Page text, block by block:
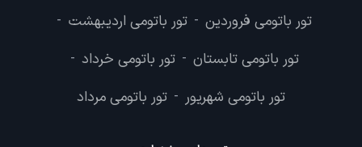
تور باتومی فروردین - تور باتومی اردیبهشت -
تور باتومی تابستان - تور باتومی خرداد -
تور باتومی شهریور - تور باتومی مرداد